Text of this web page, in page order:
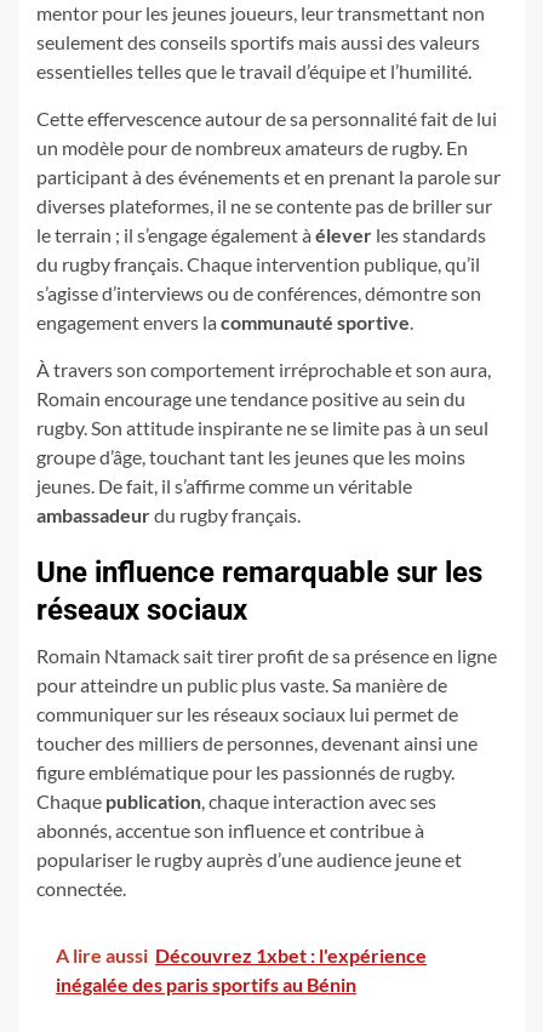
mentor pour les jeunes joueurs, leur transmettant non
seulement des conseils sportifs mais aussi des valeurs
essentielles telles que le travail d’équipe et l’humilité.
Cette effervescence autour de sa personnalité fait de lui
un modèle pour de nombreux amateurs de rugby. En
participant à des événements et en prenant la parole sur
diverses plateformes, il ne se contente pas de briller sur
le terrain ; il s’engage également à élever les standards
du rugby français. Chaque intervention publique, qu’il
s’agisse d’interviews ou de conférences, démontre son
engagement envers la communauté sportive.
À travers son comportement irréprochable et son aura,
Romain encourage une tendance positive au sein du
rugby. Son attitude inspirante ne se limite pas à un seul
groupe d’âge, touchant tant les jeunes que les moins
jeunes. De fait, il s’affirme comme un véritable
ambassadeurdu rugby français.
Une influence remarquable sur les
réseaux sociaux
Romain Ntamack sait tirer profit de sa présence en ligne
pour atteindre un public plus vaste. Sa manière de
communiquer sur les réseaux sociaux lui permet de
toucher des milliers de personnes, devenant ainsi une
figure emblématique pour les passionnés de rugby.
Chaque publication, chaque interaction avec ses
abonnés, accentue son influence et contribue à
populariser le rugby auprès d’une audience jeune et
connectée.
A lire aussi Découvrez 1xbet : l'expérience
inégalée des paris sportifs au Bénin